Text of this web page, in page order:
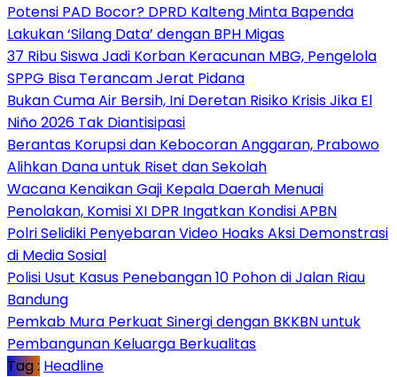
Potensi PAD Bocor? DPRD Kalteng Minta Bapenda
Lakukan ‘Silang Data’ dengan BPH Migas
37 Ribu Siswa Jadi Korban Keracunan MBG, Pengelola
SPPG Bisa Terancam Jerat Pidana
Bukan Cuma Air Bersih, Ini Deretan Risiko Krisis Jika El
Niño 2026 Tak Diantisipasi
Berantas Korupsi dan Kebocoran Anggaran, Prabowo
Alihkan Dana untuk Riset dan Sekolah
Wacana Kenaikan Gaji Kepala Daerah Menuai
Penolakan, Komisi XI DPR Ingatkan Kondisi APBN
Polri Selidiki Penyebaran Video Hoaks Aksi Demonstrasi
di Media Sosial
Polisi Usut Kasus Penebangan 10 Pohon di Jalan Riau
Bandung
Pemkab Mura Perkuat Sinergi dengan BKKBN untuk
Pembangunan Keluarga Berkualitas
Tag : Headline